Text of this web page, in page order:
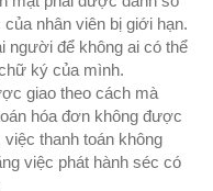
nhân viên bị giới hạn.
người để không ai có thể
ký của mình.
giao theo cách mà
hóa đơn không được
thanh toán không
việc phát hành séc có